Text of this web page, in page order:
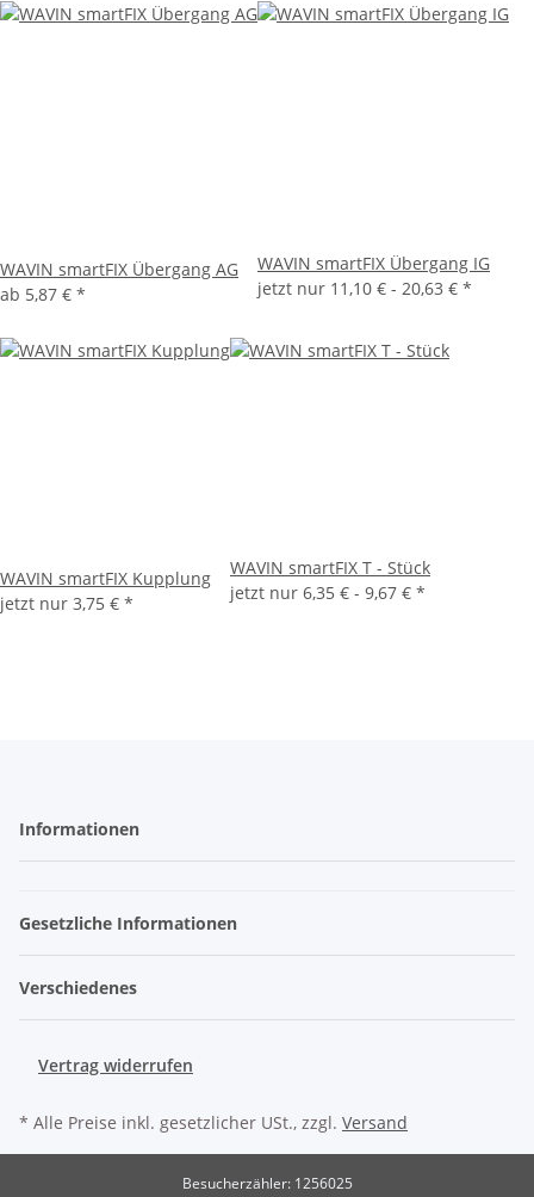
WAVIN smartFIX Übergang AG
ab 5,87 € *
WAVIN smartFIX Übergang IG
jetzt nur 11,10 € - 20,63 € *
WAVIN smartFIX Kupplung
jetzt nur 3,75 € *
WAVIN smartFIX T - Stück
jetzt nur 6,35 € - 9,67 € *
Informationen
Gesetzliche Informationen
Verschiedenes
Vertrag widerrufen
* Alle Preise inkl. gesetzlicher USt., zzgl. Versand
Besucherzähler: 1256025